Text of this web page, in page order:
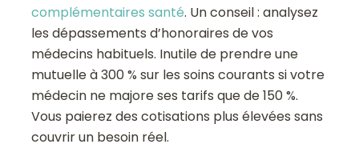
complémentaires santé. Un conseil : analysez
les dépassements d’honoraires de vos
médecins habituels. Inutile de prendre une
mutuelle à 300 % sur les soins courants si votre
médecin ne majore ses tarifs que de 150 %.
Vous paierez des cotisations plus élevées sans
couvrir un besoin réel.